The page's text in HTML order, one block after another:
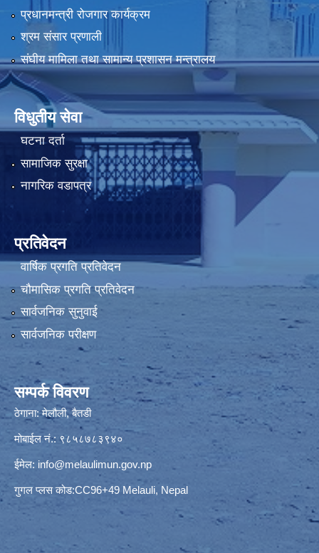
प्रधानमन्त्री रोजगार कार्यक्रम
श्रम संसार प्रणाली
संघीय मामिला तथा सामान्य प्रशासन मन्त्रालय
विधुतीय सेवा
घटना दर्ता
सामाजिक सुरक्षा
नागरिक वडापत्र
प्रतिवेदन
वार्षिक प्रगति प्रतिवेदन
चौमासिक प्रगति प्रतिवेदन
सार्वजनिक सुनुवाई
सार्वजनिक परीक्षण
सम्पर्क विवरण
ठेगाना: मेलौली, बैतडी
मोबाईल नं.: ९८५८७८३९४०
ईमेल: info@melaulimun.gov.np
गुगल प्लस कोड:CC96+49 Melauli, Nepal